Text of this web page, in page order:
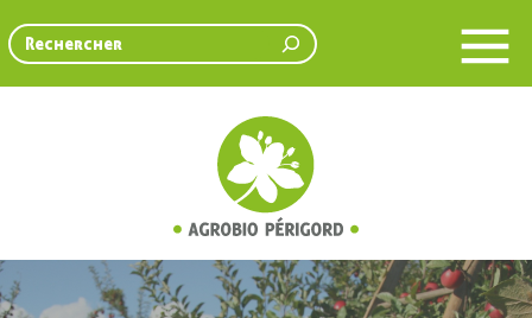
Rechercher